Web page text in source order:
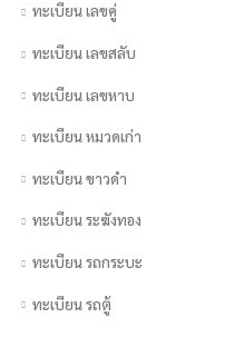
ทะเบียน เลขคู่
ทะเบียน เลขสลับ
ทะเบียน เลขหาบ
ทะเบียน หมวดเก่า
ทะเบียน ขาวดำ
ทะเบียน ระฆังทอง
ทะเบียน รถกระบะ
ทะเบียน รถตู้